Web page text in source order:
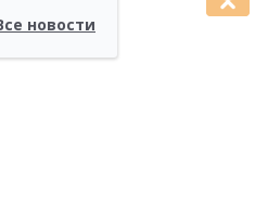
новости